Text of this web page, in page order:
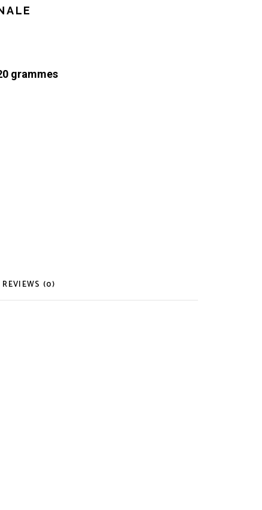
grammes
REVIEWS (0)